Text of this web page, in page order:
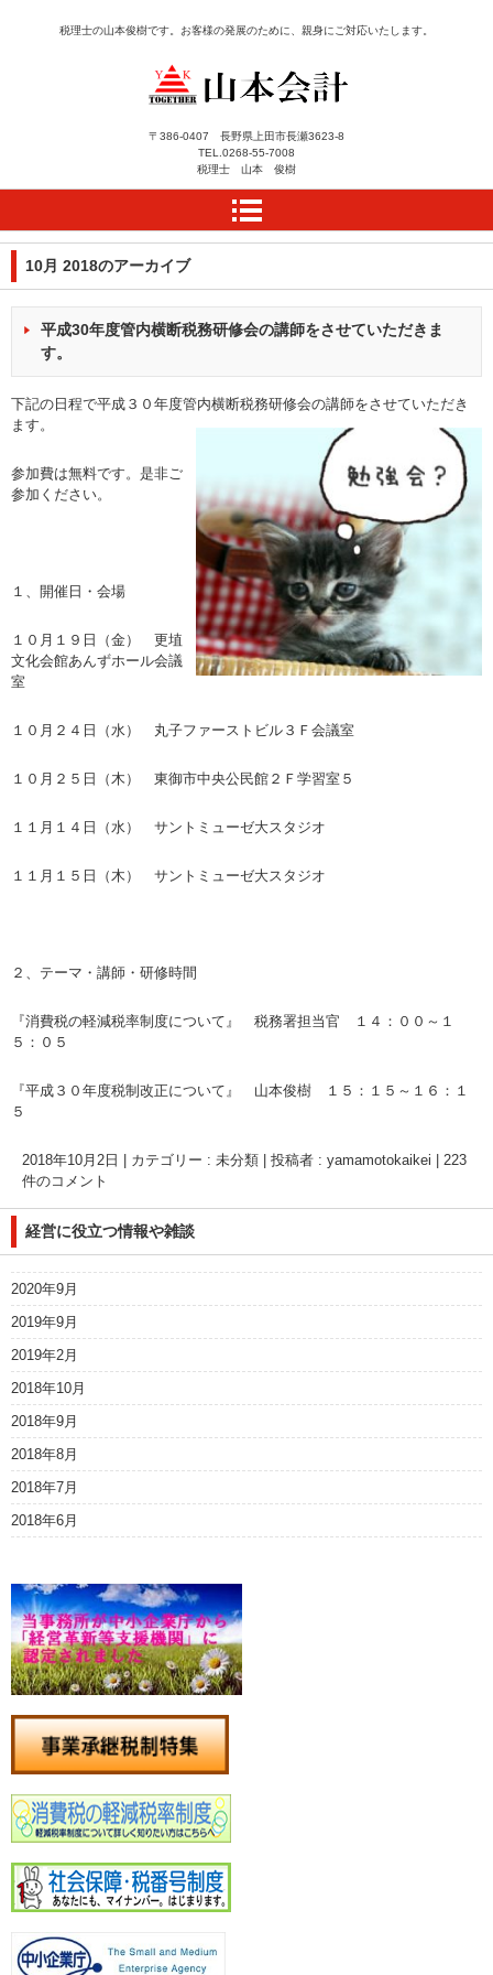
長野県上田市にある税理
士事務所 山本会計によ
うこそ
税理士の山本俊樹です。お客様の発展のために、親身にご対応いたします。
〒386-0407 長野県上田市長瀬3623-8
TEL. 0268-55-7008
税理士 山本 俊樹
10月 2018のアーカイブ
平成30年度管内横断税務研修会の講師をさせていただきま
す。
下記の日程で平成３０年度管内横断税務研修会の講師をさせていただき
ます。
参加費は無料です。是非ご
参加ください。
１、開催日・会場
１０月１９日（金） 更埴
文化会館あんずホール会議
室
１０月２４日（水） 丸子ファーストビル３Ｆ会議室
１０月２５日（木） 東御市中央公民館２Ｆ学習室５
１１月１４日（水） サントミューゼ大スタジオ
１１月１５日（木） サントミューゼ大スタジオ
２、テーマ・講師・研修時間
『消費税の軽減税率制度について』 税務署担当官 １４：００～１
５：０５
『平成３０年度税制改正について』 山本俊樹 １５：１５～１６：１
５
2018年10月2日 カテゴリー : 未分類 投稿者 : yamamotokaikei
223
件のコメント
経営に役立つ情報や雑談
2020年9月
2019年9月
2019年2月
2018年10月
2018年9月
2018年8月
2018年7月
2018年6月